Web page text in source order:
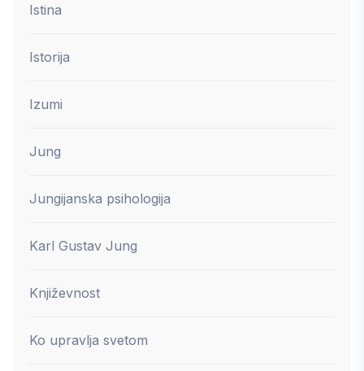
Istina
Istorija
Izumi
Jung
Jungijanska psihologija
Karl Gustav Jung
Književnost
Ko upravlja svetom